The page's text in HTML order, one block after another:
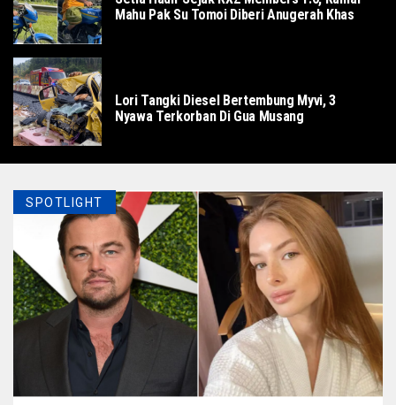
Mahu Pak Su Tomoi Diberi Anugerah Khas
Lori Tangki Diesel Bertembung Myvi, 3
Nyawa Terkorban Di Gua Musang
SPOTLIGHT